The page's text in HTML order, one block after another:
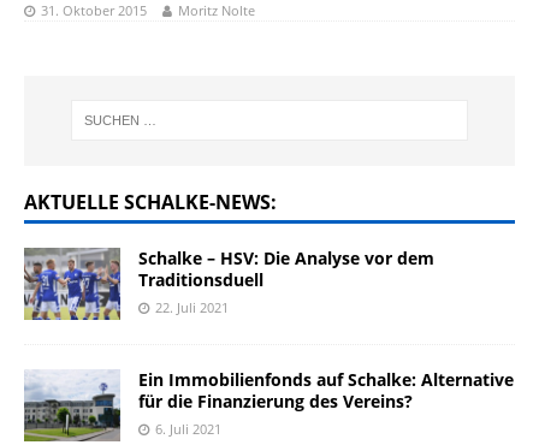
31. Oktober 2015 Moritz Nolte
AKTUELLE SCHALKE-NEWS:
Schalke – HSV: Die Analyse vor dem
Traditionsduell
22. Juli 2021
Ein Immobilienfonds auf Schalke: Alternative
für die Finanzierung des Vereins?
6. Juli 2021